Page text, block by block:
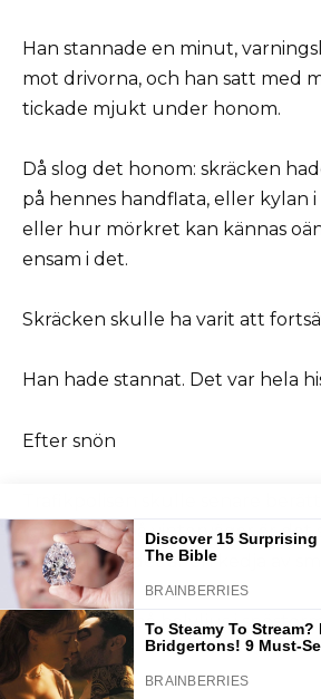
Han stannade en minut,
mot drivorna, och han satt med
tickade mjukt under honom.
Då slog det honom: skräcken
på hennes handflata, eller kylan
eller hur mörkret kan kännas
ensam i det.
Skräcken skulle ha varit att
Han hade stannat. Det var hela
Efter snön
för honom: på vintervägar är det
liv inte tur—det är en kedja av
Strålkastare på halvljus i
stötfångare.